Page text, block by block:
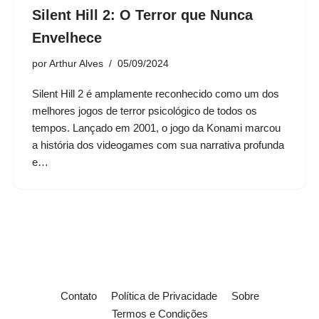
Silent Hill 2: O Terror que Nunca
Envelhece
por Arthur Alves 05/09/2024
Silent Hill 2 é amplamente reconhecido como um dos
melhores jogos de terror psicológico de todos os
tempos. Lançado em 2001, o jogo da Konami marcou
a história dos videogames com sua narrativa profunda
e…
Contato Política de Privacidade
Sobre
Termos e Condições